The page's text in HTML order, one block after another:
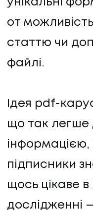
унікальні
от
статтю чи
файлі.
Ідея pdf-
що так легше
інформацією,
підписники
щось цікаве в
дослідженні